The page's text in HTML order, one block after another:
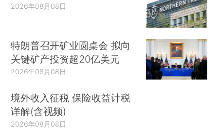
2026年08月08日
特朗普召开矿业圆桌会 拟向
关键矿产投资超20亿美元
2026年08月08日
境外收入征税 保险收益计税
详解(含视频)
2026年08月08日